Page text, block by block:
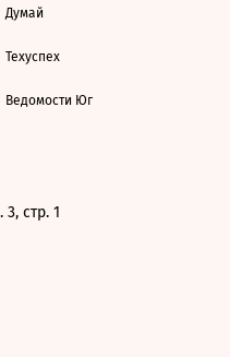
Думай
Техуспех
Ведомости Юг
стр. 1